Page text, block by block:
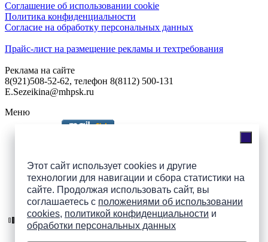
Этот сайт использует cookies и другие
технологии для навигации и сбора статистики на
сайте. Продолжая использовать сайт, вы
соглашаетесь с положениями об использовании
cookies, политикой конфиденциальности и
обработки персональных данных
Соглашение об использовании cookie
Политика конфиденциальности
Согласие на обработку персональных данных
Прайс-лист на размещение рекламы и техтребования
Реклама на сайте
8(921)508-52-62, телефон 8(8112) 500-131
E.Sezeikina@mhpsk.ru
Меню
Подпишись на группы
ПАИ в соцсетях!